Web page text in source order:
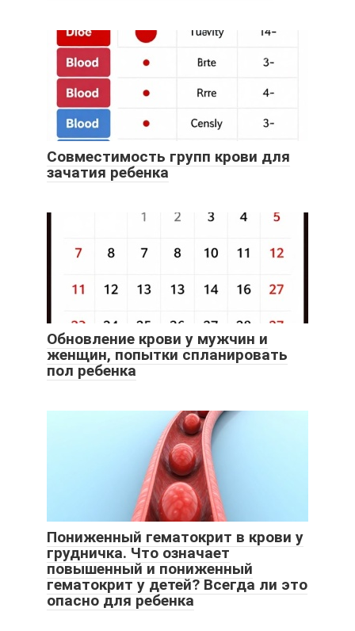
Совместимость групп крови для
зачатия ребенка
Обновление крови у мужчин и
женщин, попытки спланировать
пол ребенка
Пониженный гематокрит в крови у
грудничка. Что означает
повышенный и пониженный
гематокрит у детей? Всегда ли это
опасно для ребенка